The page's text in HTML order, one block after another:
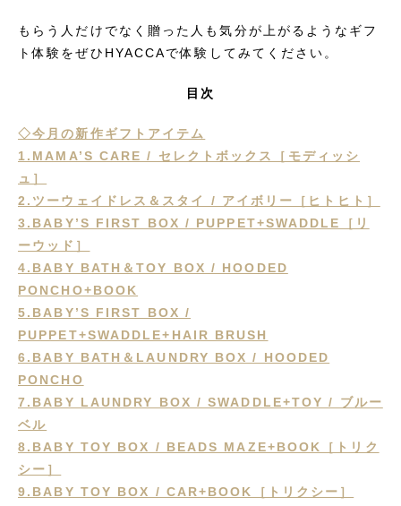
もらう人だけでなく贈った人も気分が上がるようなギフ
ト体験をぜひHYACCAで体験してみてください。
目次
◇今月の新作ギフトアイテム
1.MAMA’S CARE / セレクトボックス［モディッシ
ュ］
2.ツーウェイドレス＆スタイ / アイボリー［ヒトヒト］
3.BABY’S FIRST BOX / PUPPET+SWADDLE［リ
ーウッド］
4.BABY BATH＆TOY BOX / HOODED
PONCHO+BOOK
5.BABY’S FIRST BOX /
PUPPET+SWADDLE+HAIR BRUSH
6.BABY BATH＆LAUNDRY BOX / HOODED
PONCHO
7.BABY LAUNDRY BOX / SWADDLE+TOY / ブルー
ベル
8.BABY TOY BOX / BEADS MAZE+BOOK［トリク
シー］
9.BABY TOY BOX / CAR+BOOK［トリクシー］